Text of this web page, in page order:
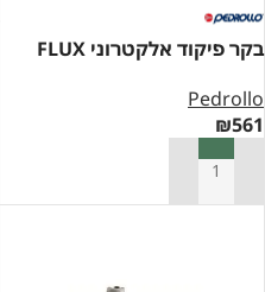
בקר פיקוד אלקטרוני FLUX
Pedrollo
₪561
הוספה לסל